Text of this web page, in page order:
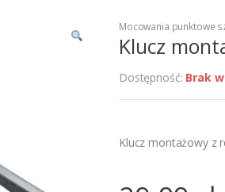
Mocowania punktowe
Klucz
Dostępność: Brak
Klucz montażowy z